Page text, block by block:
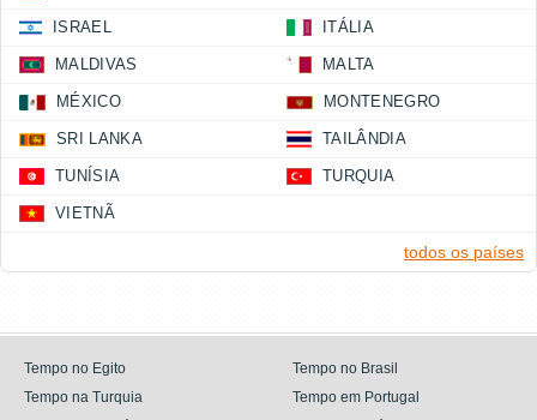
ISRAEL ITÁLIA
MALDIVAS MALTA
MÉXICO MONTENEGRO
SRI LANKA TAILÂNDIA
TUNÍSIA TURQUIA
VIETNÃ
todos os países
Tempo no Egito
Tempo no Brasil
Tempo na Turquia
Tempo em Portugal